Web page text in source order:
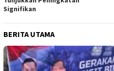
Signifikan
BERITA UTAMA